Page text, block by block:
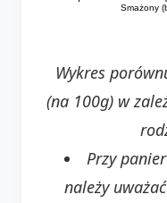
Smażony
Wykres
(na 100g) w
Przy
należy